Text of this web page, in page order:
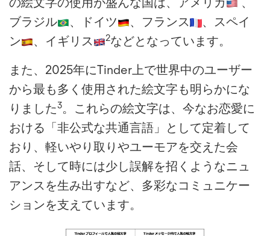
ブラジル
、ドイツ 、フランス
、スペイ
ン
、イギリス 2などとなっています。
また、2025年にTinder上で世界中のユーザー
から最も多く使用された絵文字も明らかにな
りました3。これらの絵文字は、今なお恋愛に
おける「非公式な共通言語」として定着して
おり、軽いやり取りやユーモアを交えた会
話、そして時には少し誤解を招くようなニュ
アンスを生み出すなど、多彩なコミュニケー
ションを支えています。